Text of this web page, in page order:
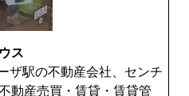
ス
ザ駅の不動産会社、センチ
動産売買・賃貸・賃貸管